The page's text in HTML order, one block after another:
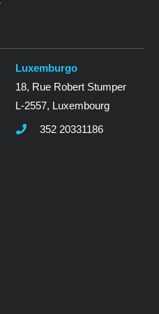
Luxemburgo
18, Rue Robert Stumper
L-2557, Luxembourg
352 20331186